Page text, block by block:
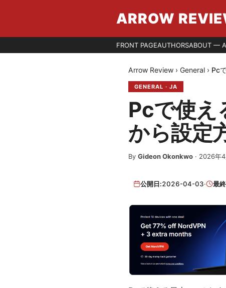
ARROW
FRONT PAGEAUTHORSABOUT —
Arrow Review › General › Pc
GENERAL · JA
Pcで使え
から設定
By Gideon Okonkwo · 2026年
公開日:2026-04-03· 最